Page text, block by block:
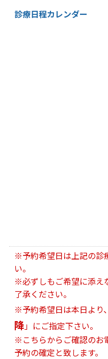
診療日程カレンダー
※予約希望日は上記の診
い。
※必ずしもご希望に添え
了承ください。
※予約希望日は本日より
降 」にご指定下さい。
※こちらからご確認のお
予約の確定と致します。